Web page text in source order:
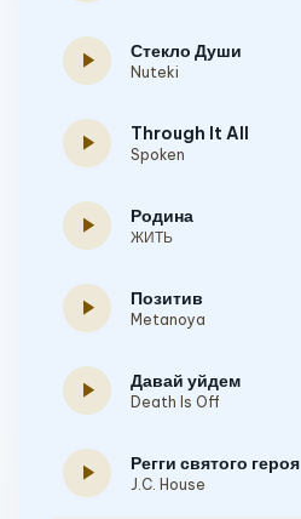
play_arrow Стекло Души
Nuteki
play_arrow Through It All
Spoken
play_arrow Родина
ЖИТЬ
play_arrow Позитив
Metanoya
play_arrow Давай уйдем
Death Is Off
play_arrow Регги святого героя
J.C. House